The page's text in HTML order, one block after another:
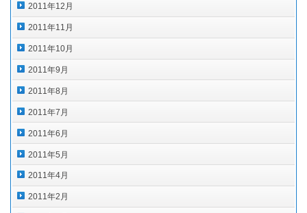
2011年12月
2011年11月
2011年10月
2011年9月
2011年8月
2011年7月
2011年6月
2011年5月
2011年4月
2011年2月